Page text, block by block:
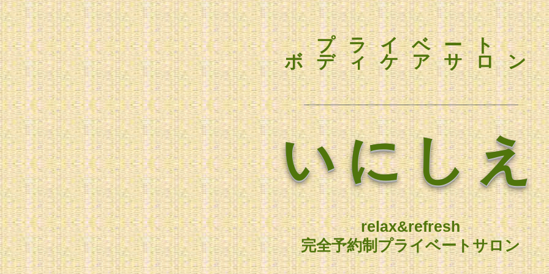
プライベート
ボディケアサロン
いにしえ
relax&refresh
完全予約制プライベートサロン